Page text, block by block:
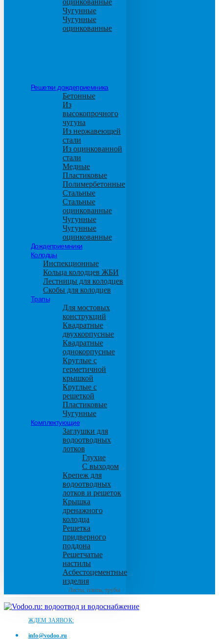
Чугунные
Чугунные
оцинкованные
Решетки дождеприемника
Бетонные
Из
высокопрочного
чугуна
Из нержавеющей
стали
Из оцинкованной
стали
Медные
Пластиковые
Полимербетонные
Стальные
Стальные
оцинкованные
Чугунные
Чугунные
оцинкованные
Дождеприемники
Колодцы
Инспекционные
Кольца колодцев ЖБИ
Лестницы для колодцев
Скобы для колодцев
Трапы
Для мостовых
конструкций
Квадратные
двухкорпусные
Квадратные
однокорпусные
Круглые с
герметичной
крышкой
Круглые с
решеткой
Пластиковые
Чугунные
Комплектующие
Заглушки для
водоотводных
лотков
Глухие
С выходом
Крепеж для
водоотводных
лотков и решеток
Крышка
дренажного
колодца
Решетка
придверного
поддона
Решетчатые
настилы
Асбестоцементные
изделия
Листы, плиты, трубы
ЖДЕМ ЗАЯВОК:
info@vodoo.ru